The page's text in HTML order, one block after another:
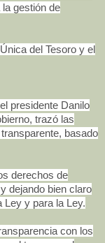
gestión de
del Tesoro y el
presidente Danilo
trazó las
basado
derechos de
dejando bien claro
Ley y para la Ley.
con los